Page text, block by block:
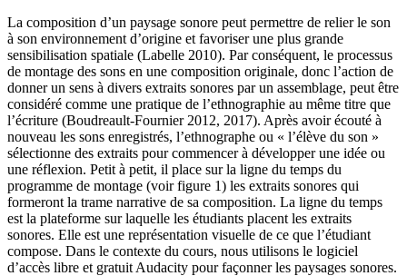
La composition d’un paysage sonore peut permettre de relier le son
à son environnement d’origine et favoriser une plus grande
sensibilisation spatiale (Labelle 2010). Par conséquent, le processus
de montage des sons en une composition originale, donc l’action de
donner un sens à divers extraits sonores par un assemblage, peut être
considéré comme une pratique de l’ethnographie au même titre que
l’écriture (Boudreault-Fournier 2012, 2017). Après avoir écouté à
nouveau les sons enregistrés, l’ethnographe ou « l’élève du son »
sélectionne des extraits pour commencer à développer une idée ou
une réflexion. Petit à petit, il place sur la ligne du temps du
programme de montage (voir figure 1) les extraits sonores qui
formeront la trame narrative de sa composition. La ligne du temps
est la plateforme sur laquelle les étudiants placent les extraits
sonores. Elle est une représentation visuelle de ce que l’étudiant
compose. Dans le contexte du cours, nous utilisons le logiciel
d’accès libre et gratuit Audacity pour façonner les paysages sonores.